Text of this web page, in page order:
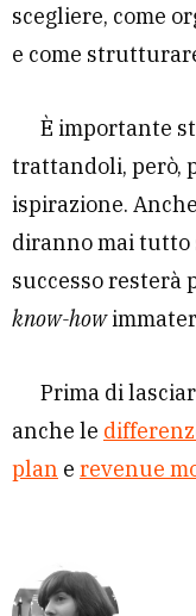
scegliere, come
e come
È importante
trattandoli, però,
ispirazione.
diranno mai tutto
successo resterà
know-how
Prima di
anche le
plan e revenue